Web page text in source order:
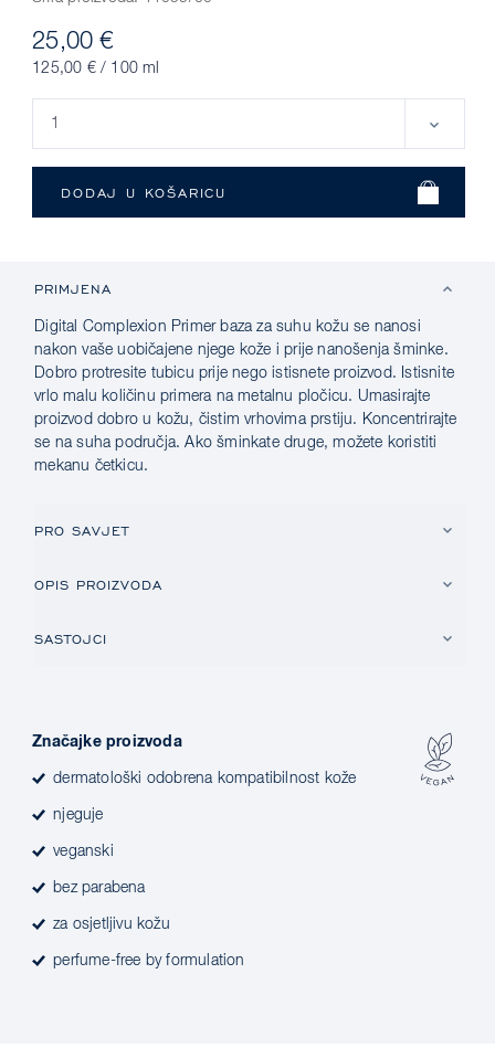
25,00 €
125,00 € / 100 ml
PRIMJENA
Digital Complexion Primer baza za suhu kožu se nanosi
nakon vaše uobičajene njege kože i prije nanošenja šminke.
Dobro protresite tubicu prije nego istisnete proizvod. Istisnite
vrlo malu količinu primera na metalnu pločicu. Umasirajte
proizvod dobro u kožu, čistim vrhovima prstiju. Koncentrirajte
se na suha područja. Ako šminkate druge, možete koristiti
mekanu četkicu.
PRO SAVJET
OPIS PROIZVODA
SASTOJCI
Značajke proizvoda
dermatološki odobrena kompatibilnost kože
njeguje
veganski
bez parabena
za osjetljivu kožu
perfume-free by formulation